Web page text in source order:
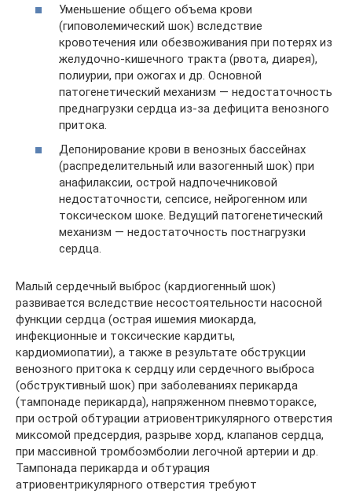
Уменьшение общего объема крови
(гиповолемический шок) вследствие
кровотечения или обезвоживания при потерях из
желудочно-кишечного тракта (рвота, диарея),
полиурии, при ожогах и др. Основной
патогенетический механизм — недостаточность
преднагрузки сердца из-за дефицита венозного
притока.
Депонирование крови в венозных бассейнах
(распределительный или вазогенный шок) при
анафилаксии, острой надпочечниковой
недостаточности, сепсисе, нейрогенном или
токсическом шоке. Ведущий патогенетический
механизм — недостаточность постнагрузки
сердца.
Малый сердечный выброс (кардиогенный шок)
развивается вследствие несостоятельности насосной
функции сердца (острая ишемия миокарда,
инфекционные и токсические кардиты,
кардиомиопатии), а также в результате обструкции
венозного притока к сердцу или сердечного выброса
(обструктивный шок) при заболеваниях перикарда
(тампонаде перикарда), напряженном пневмотораксе,
при острой обтурации атриовентрикулярного отверстия
миксомой предсердия, разрыве хорд, клапанов сердца,
при массивной тромбоэмболии легочной артерии и др.
Тампонада перикарда и обтурация
атриовентрикулярного отверстия требуют